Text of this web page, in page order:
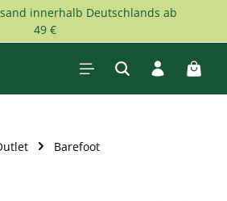
innerhalb Deutschlands ab
49 €
Barefoot